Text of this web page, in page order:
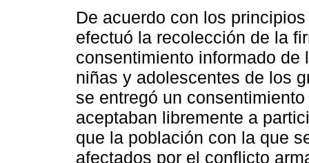
De acuerdo con los
efectuó la recolección de la
consentimiento informado
niñas y adolescentes de los
se entregó un
aceptaban libremente a
que la población con la que
afectados por el conflicto